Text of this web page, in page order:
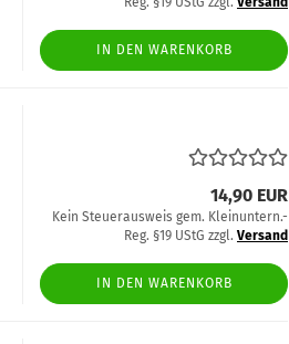
IN DEN WARENKORB
14,90 EUR
Kein Steuerausweis gem. Kleinuntern.-
Reg. §19 UStG zzgl. Versand
IN DEN WARENKORB